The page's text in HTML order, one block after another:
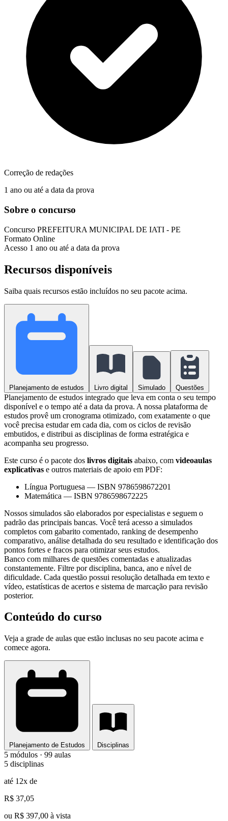
Correção de redações
1 ano ou até a data da prova
Sobre o concurso
Concurso PREFEITURA MUNICIPAL DE IATI - PE
Formato Online
Acesso 1 ano ou até a data da prova
Recursos disponíveis
Saiba quais recursos estão incluídos no seu pacote acima.
Planejamento de estudos Livro digital Simulado Questões
Planejamento de estudos integrado que leva em conta o seu tempo
disponível e o tempo até a data da prova. A nossa plataforma de
estudos provê um cronograma otimizado, com exatamente o que
você precisa estudar em cada dia, com os ciclos de revisão
embutidos, e distribui as disciplinas de forma estratégica e
acompanha seu progresso.
Este curso é o pacote dos livros digitais abaixo, com videoaulas
explicativas e outros materiais de apoio em PDF:
Língua Portuguesa — ISBN 9786598672201
Matemática — ISBN 9786598672225
Nossos simulados são elaborados por especialistas e seguem o
padrão das principais bancas. Você terá acesso a simulados
completos com gabarito comentado, ranking de desempenho
comparativo, análise detalhada do seu resultado e identificação dos
pontos fortes e fracos para otimizar seus estudos.
Banco com milhares de questões comentadas e atualizadas
constantemente. Filtre por disciplina, banca, ano e nível de
dificuldade. Cada questão possui resolução detalhada em texto e
vídeo, estatísticas de acertos e sistema de marcação para revisão
posterior.
Conteúdo do curso
Veja a grade de aulas que estão inclusas no seu pacote acima e
comece agora.
Planejamento de Estudos Disciplinas
5 módulos · 99 aulas
5 disciplinas
até 12x de
R$ 37,05
ou R$ 397,00 à vista